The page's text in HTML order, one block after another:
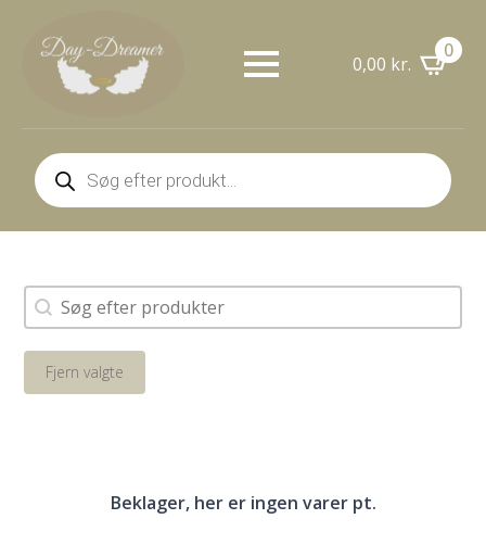
0,00 kr.
0
Products
search
Søg
Search content
Fjern valgte
Beklager, her er ingen varer pt.